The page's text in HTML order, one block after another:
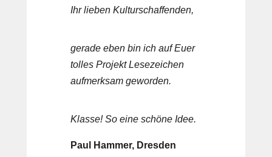
Ihr lieben Kulturschaffenden,
gerade eben bin ich auf Euer
tolles Projekt Lesezeichen
aufmerksam geworden.
Klasse! So eine schöne Idee.
Paul Hammer, Dresden